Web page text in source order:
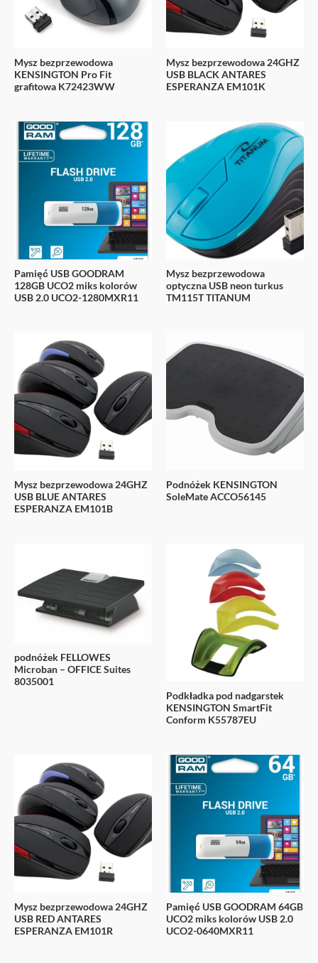
Mysz bezprzewodowa
KENSINGTON Pro Fit
grafitowa K72423WW
Mysz bezprzewodowa 24GHZ
USB BLACK ANTARES
ESPERANZA EM101K
Pamięć USB GOODRAM
128GB UCO2 miks kolorów
USB 2.0 UCO2-1280MXR11
Mysz bezprzewodowa
optyczna USB neon turkus
TM115T TITANUM
Mysz bezprzewodowa 24GHZ
USB BLUE ANTARES
ESPERANZA EM101B
Podnóżek KENSINGTON
SoleMate ACCO56145
podnóżek FELLOWES
Microban – OFFICE Suites
8035001
Podkładka pod nadgarstek
KENSINGTON SmartFit
Conform K55787EU
Mysz bezprzewodowa 24GHZ
USB RED ANTARES
ESPERANZA EM101R
Pamięć USB GOODRAM 64GB
UCO2 miks kolorów USB 2.0
UCO2-0640MXR11